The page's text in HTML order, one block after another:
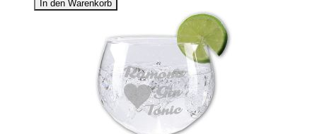
In den Warenkorb